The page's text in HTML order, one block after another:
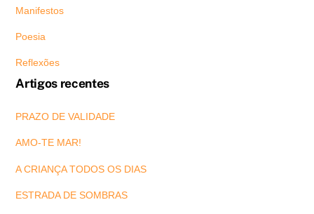
Manifestos
Poesia
Reflexões
Artigos recentes
PRAZO DE VALIDADE
AMO-TE MAR!
A CRIANÇA TODOS OS DIAS
ESTRADA DE SOMBRAS